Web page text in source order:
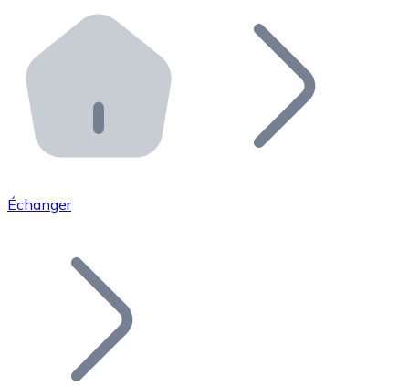
Distributeurs automatiques Bitnovo
Intégrez un ATM Bitnovo dans votre entreprise et
API Bitnovo
Intégrez notre API dans votre écosystème.
Rejoignez notre réseau de distributeurs et
Ajoutez le token de votre projet à notre service
Échanger